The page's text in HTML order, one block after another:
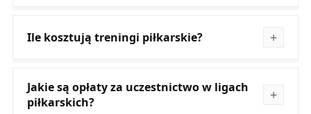
Ile kosztują treningi piłkarskie?
Jakie są opłaty za uczestnictwo w ligach
piłkarskich?